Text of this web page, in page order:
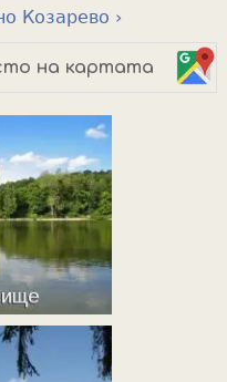
Козарево ›
на картата